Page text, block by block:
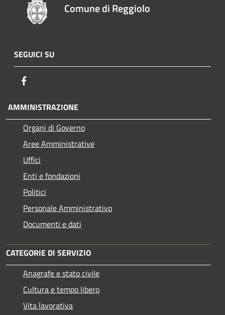
Comune di Reggiolo
SEGUICI SU
AMMINISTRAZIONE
Organi di Governo
Aree Amministrative
Uffici
Enti e fondazioni
Politici
Personale Amministrativo
Documenti e dati
CATEGORIE DI SERVIZIO
Anagrafe e stato civile
Cultura e tempo libero
Vita lavorativa